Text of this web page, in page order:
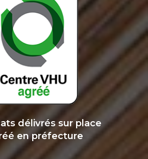
délivrés sur place
en préfecture